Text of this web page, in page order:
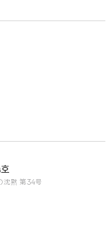
沈黙 第34号